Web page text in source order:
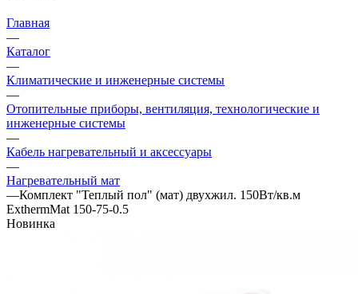
Главная
—
Каталог
—
Климатические и инженерные системы
—
Отопительные приборы, вентиляция, технологические и
инженерные системы
—
Кабель нагревательный и аксессуары
—
Нагревательный мат
—Комплект "Теплый пол" (мат) двухжил. 150Вт/кв.м
ExthermMat 150-75-0.5
Новинка